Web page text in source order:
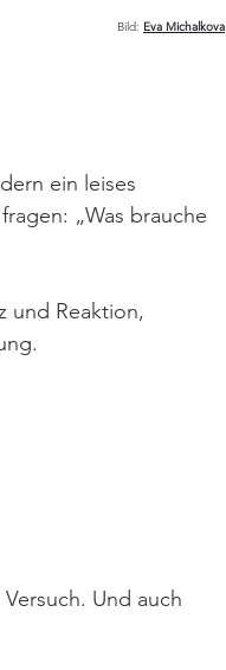
Bild: Eva Michalkova
ein leises
„Was brauche
und Reaktion,
Und auch